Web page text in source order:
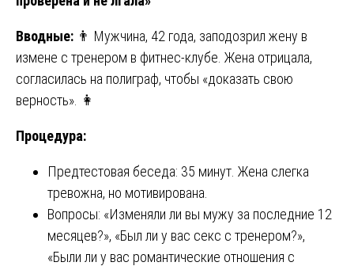
Вводные: 👨 Мужчина, 42 года, заподозрил жену в
измене с тренером в фитнес-клубе. Жена отрицала,
согласилась на полиграф, чтобы «доказать свою
верность». 👩
Процедура:
Предтестовая беседа: 35 минут. Жена слегка
тревожна, но мотивирована.
Вопросы: «Изменяли ли вы мужу за последние 12
месяцев?», «Был ли у вас секс с тренером?»,
«Были ли у вас романтические отношения с